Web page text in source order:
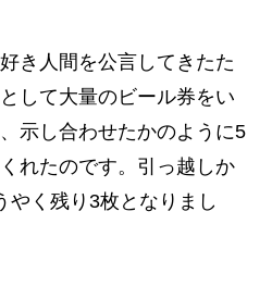
き人間を公言してきたた
して大量のビール券をい
示し合わせたかのように5
れたのです。引っ越しか
やく残り3枚となりまし